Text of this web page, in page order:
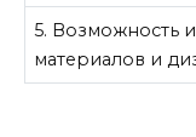
5. Возможность
материалов и